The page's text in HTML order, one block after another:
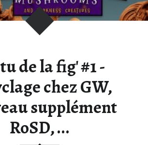
de la fig' #1 -
chez GW,
supplément
RoSD, ...